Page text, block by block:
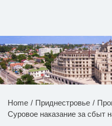
НОВОСТИ
Home Приднестровье
Суровое наказание за сбыт